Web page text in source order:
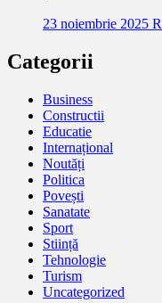
23 noiembrie 2025
Categorii
Business
Constructii
Educatie
Internațional
Noutăți
Politica
Povești
Sanatate
Sport
Stiință
Tehnologie
Turism
Uncategorized